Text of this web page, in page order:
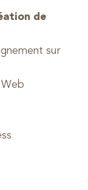
de
sur